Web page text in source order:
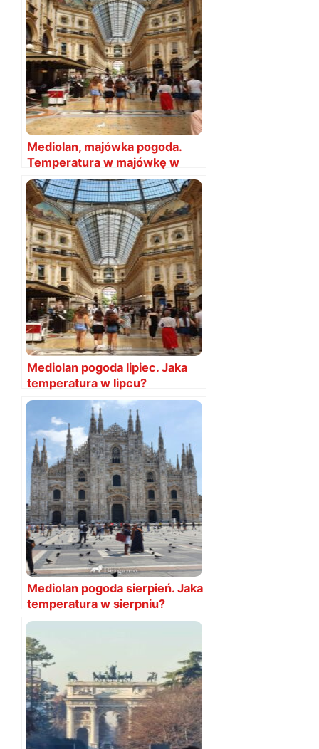
Mediolan, majówka pogoda.
Temperatura w majówkę w
Mediolanie
Mediolan pogoda lipiec. Jaka
temperatura w lipcu?
Mediolan pogoda sierpień. Jaka
temperatura w sierpniu?